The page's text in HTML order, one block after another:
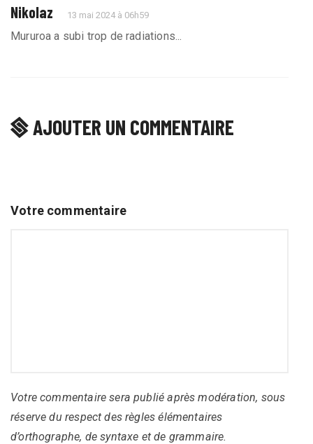
Nikolaz 13 mai 2024 à 06h59
Mururoa a subi trop de radiations...
AJOUTER UN COMMENTAIRE
Votre commentaire
Votre commentaire sera publié après modération, sous
réserve du respect des règles élémentaires
d’orthographe, de syntaxe et de grammaire.